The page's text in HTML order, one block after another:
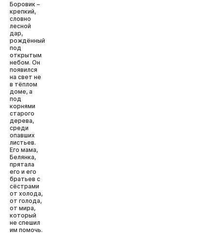
Боровик –
крепкий,
словно
лесной
дар,
рождённый
под
открытым
небом. Он
появился
на свет не
в тёплом
доме, а
под
корнями
старого
дерева,
среди
опавших
листьев.
Его мама,
Белянка,
прятала
его и его
братьев с
сёстрами
от холода,
от голода,
от мира,
который
не спешил
им помочь.